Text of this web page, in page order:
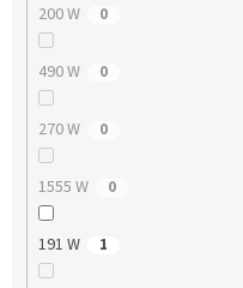
200 W 0
490 W 0
270 W 0
1555 W 0
191 W 1